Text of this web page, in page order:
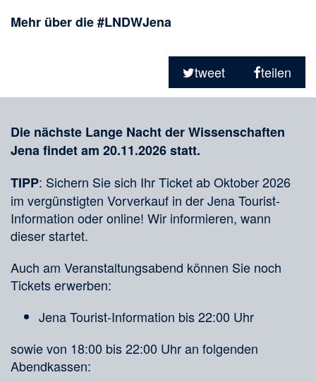
Mehr über die #LNDWJena
tweet
teilen
Die nächste Lange Nacht der Wissenschaften
Jena findet am 20.11.2026 statt.
TIPP: Sichern Sie sich Ihr Ticket ab Oktober 2026
im vergünstigten Vorverkauf in der Jena Tourist-
Information oder online! Wir informieren, wann
dieser startet.
Auch am Veranstaltungsabend können Sie noch
Tickets erwerben:
Jena Tourist-Information bis 22:00 Uhr
sowie von 18:00 bis 22:00 Uhr an folgenden
Abendkassen: